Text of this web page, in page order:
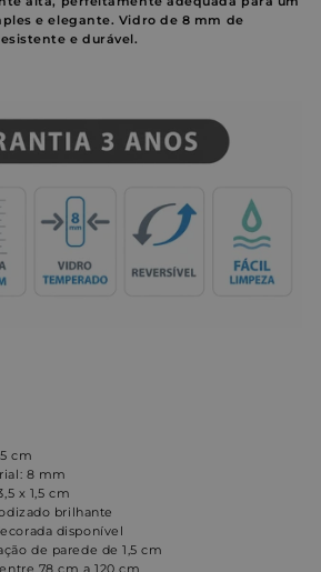
e elegante. Vidro de 8 mm de
e durável.
cm
8 mm
x 1,5 cm
brilhante
disponível
de parede de 1,5 cm